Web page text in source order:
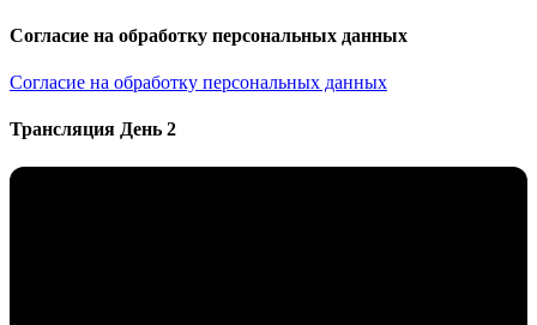
Согласие на обработку персональных данных
Согласие на обработку персональных данных
Трансляция День 2